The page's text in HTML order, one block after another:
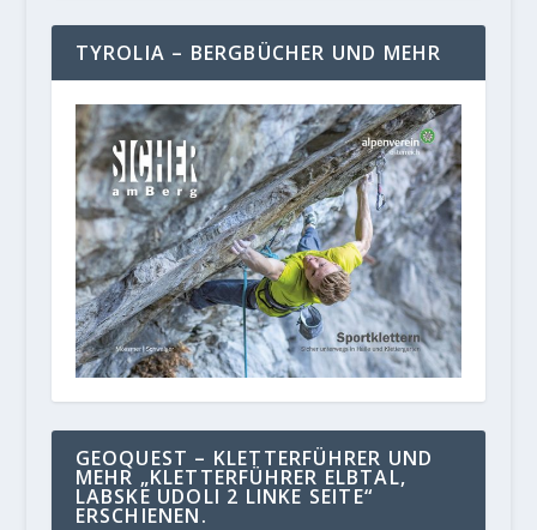
TYROLIA – BERGBÜCHER UND MEHR
GEOQUEST – KLETTERFÜHRER UND
MEHR „KLETTERFÜHRER ELBTAL,
LABSKE UDOLI 2 LINKE SEITE“
ERSCHIENEN.